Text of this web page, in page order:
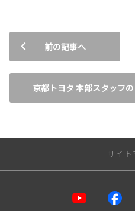
前の記事へ
京都トヨタ 本部スタッフ
サイト